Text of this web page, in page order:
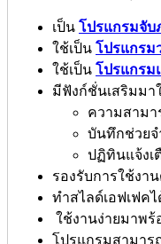
เป็น โปรแกรมจับ
ใช้เป็น โปรแกรม
ใช้เป็น โปรแกรม
มีฟังก์ชั่นเสริมมา
ความสามา
บันทึกช่วยจ
ปฏิทินแจ้งเ
รองรับการใช้งา
ทำสไลด์เอฟเฟคไ
ใช้งานง่ายมาพร้
โปรแกรมสามาร